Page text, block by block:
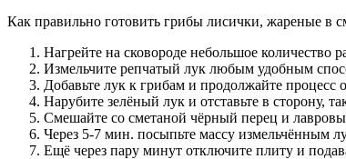
Как правильно готовить грибы лисички, жареные в
Нагрейте на сковороде небольшое количество
Измельчите репчатый лук любым удобным
Добавьте лук к грибам и продолжайте
Нарубите зелёный лук и отставьте в сторону,
Смешайте со сметаной чёрный перец и
Через 5-7 мин. посыпьте массу измельчённым
Ещё через пару минут отключите плиту и